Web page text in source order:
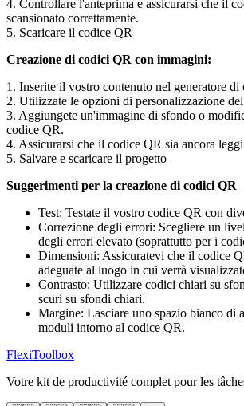
4. Controllare l'anteprima e assicurarsi che il
scansionato correttamente.
5. Scaricare il codice QR
Creazione di codici QR con immagini:
1. Inserite il vostro contenuto nel generatore di
2. Utilizzate le opzioni di personalizzazione
3. Aggiungete un'immagine di sfondo o
codice QR.
4. Assicurarsi che il codice QR sia ancora
5. Salvare e scaricare il progetto
Suggerimenti per la creazione di codici QR
Test: Testate il vostro codice QR con
Correzione degli errori: Scegliere un
degli errori elevato (soprattutto per i
Dimensioni: Assicuratevi che il codice
adeguate al luogo in cui verrà
Contrasto: Utilizzare codici chiari su
scuri su sfondi chiari.
Margine: Lasciare uno spazio bianco di
moduli intorno al codice QR.
FlexiToolbox
Votre kit de productivité complet pour les